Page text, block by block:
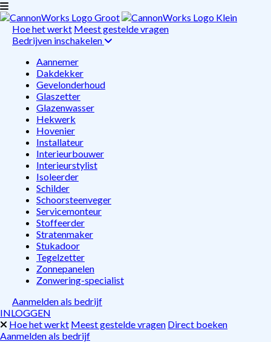
Hoe het werkt Meest gestelde vragen
Bedrijven inschakelen
Aannemer
Dakdekker
Gevelonderhoud
Glaszetter
Glazenwasser
Hekwerk
Hovenier
Installateur
Interieurbouwer
Interieurstylist
Isoleerder
Schilder
Schoorsteenveger
Servicemonteur
Stoffeerder
Stratenmaker
Stukadoor
Tegelzetter
Zonnepanelen
Zonwering-specialist
Aanmelden als bedrijf
INLOGGEN
Hoe het werkt Meest gestelde vragen Direct boeken
Aanmelden als bedrijf